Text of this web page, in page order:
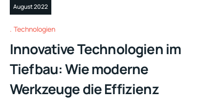
August 2022
Technologien
Innovative Technologien im
Tiefbau: Wie moderne
Werkzeuge die Effizienz